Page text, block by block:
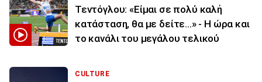
Τεντόγλου: «Είμαι σε πολύ καλή
κατάσταση, θα με δείτε...» - Η ώρα και
το κανάλι του μεγάλου τελικού
CULTURE